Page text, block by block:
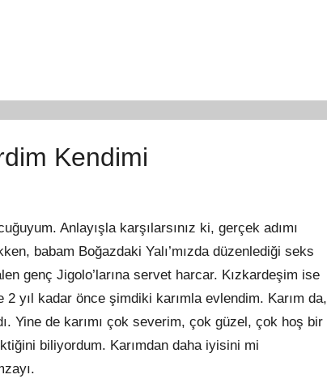
Kendimi
Anlayışla karşılarsınız ki, gerçek adımı
babam Boğazdaki Yalı’mızda düzenlediği seks
genç Jigolo’larına servet harcar. Kızkardeşim ise
yıl kadar önce şimdiki karımla evlendim. Karım da,
Yine de karımı çok severim, çok güzel, çok hoş bir
biliyordum. Karımdan daha iyisini mi